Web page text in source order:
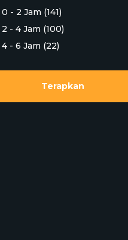
0 - 2 Jam (141)
2 - 4 Jam (100)
4 - 6 Jam (22)
Terapkan